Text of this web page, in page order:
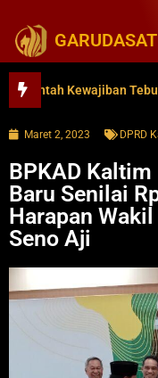
Kewajiban Tebus
Maret 2, 2023 DPRD
BPKAD
Baru Senilai
Harapan
Seno Aji